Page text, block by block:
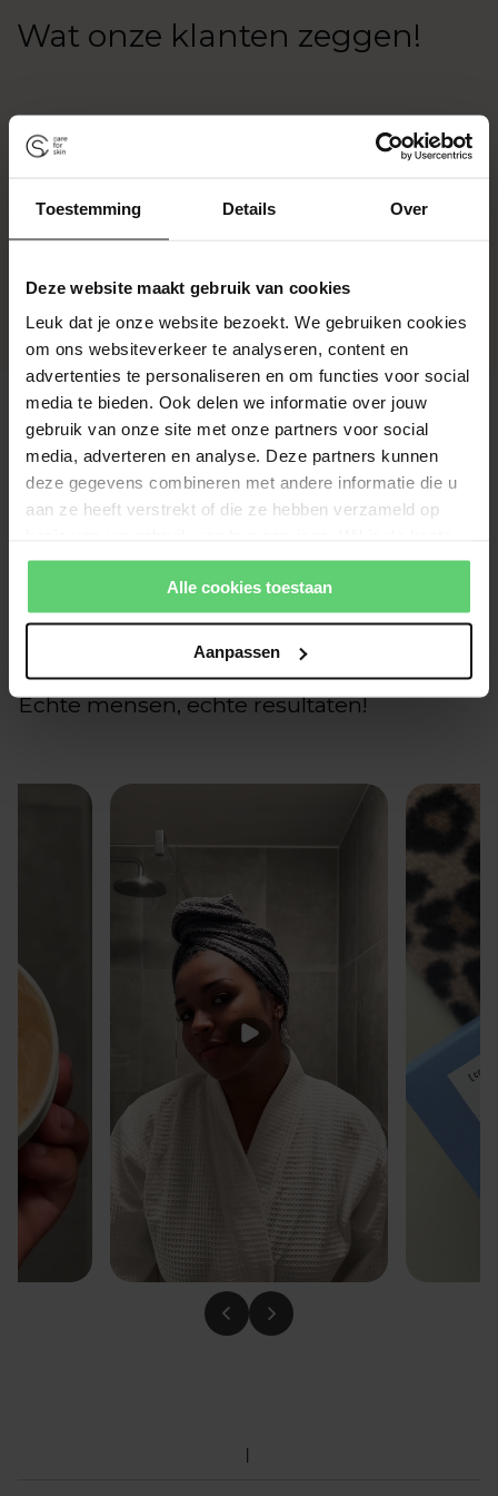
Toestemming Details Over
Deze website maakt gebruik van cookies
Leuk dat je onze website bezoekt. We gebruiken cookies
om ons websiteverkeer te analyseren, content en
advertenties te personaliseren en om functies voor social
media te bieden. Ook delen we informatie over jouw
gebruik van onze site met onze partners voor social
media, adverteren en analyse. Deze partners kunnen
deze gegevens combineren met andere informatie die u
aan ze heeft verstrekt of die ze hebben verzameld op
website-ervaring? Kies dan voor alle cookies. Meer
informatie over cookies vind je in onze Privacy Policy.
Alle cookies toestaan
Aanpassen
Wat onze klanten zeggen!
Klantbeoordelingen
Wees de eerste om een beoordeling te schrijven
Echte mensen, echte resultaten!